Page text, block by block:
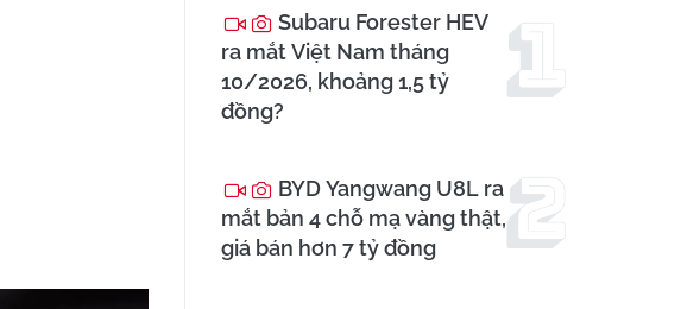
Subaru Forester HEV
ra mắt Việt Nam tháng
10/2026, khoảng 1,5 tỷ
đồng?
BYD Yangwang U8L ra
mắt bản 4 chỗ mạ vàng thật,
giá bán hơn 7 tỷ đồng